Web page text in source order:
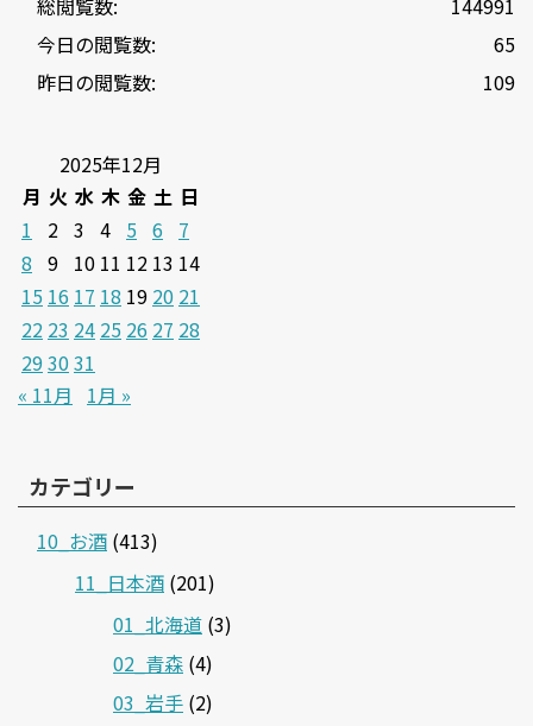
144991
総閲覧数:
65
今日の閲覧数:
109
昨日の閲覧数:
2025年12月
月 火 水 木 金 土 日
1
2 3 4 5 6
7
8 9 10 11 12 13 14
15 16 17 18 19 20 21
22 23 24 25 26 27 28
293031
« 11月
1月 »
カテゴリー
10_お酒 (413)
11_日本酒 (201)
01_北海道 (3)
02_青森 (4)
03_岩手 (2)